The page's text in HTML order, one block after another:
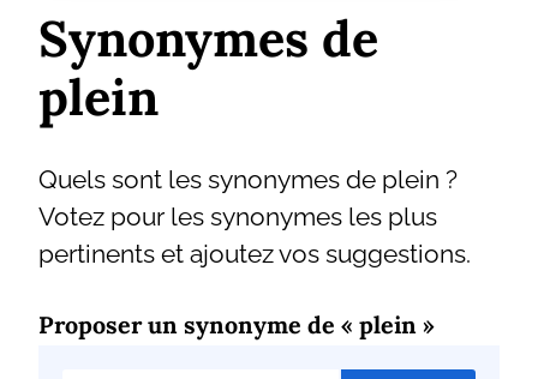
Synonymes de
plein
Quels sont les synonymes de plein ?
Votez pour les synonymes les plus
pertinents et ajoutez vos suggestions.
Proposer un synonyme de « plein »